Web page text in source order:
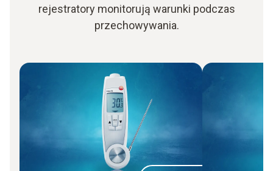
rejestratory monitorują warunki podczas
przechowywania.